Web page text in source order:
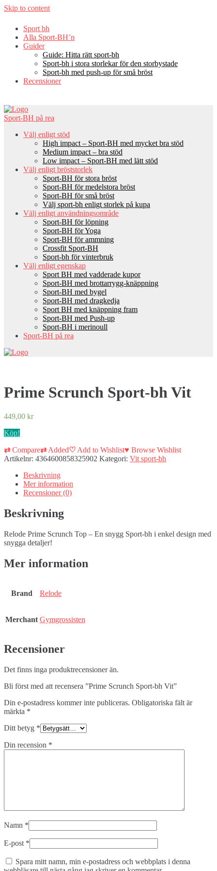
Skip to content
Sport bh
Alla Sport-BH’n
Guider
Guide: Hitta rätt sport-bh
Sport-bh i stora storlekar för den storbystade
Sport-bh med push-up för små bröst
Recensioner
Sport-BH på rea
Välj enligt stöd
High impact – Sport-BH med mycket bra stöd
Medium impact – bra stöd
Low impact – Sport-BH med lätt stöd
Välj enligt bröststorlek
Sport-BH för stora bröst
Sport-BH för medelstora bröst
Sport-BH för små bröst
Välj sport-bh enligt storlek på kupa
Välj enligt användningsområde
Sport-BH för löpning
Sport-BH för Yoga
Sport-BH för ammning
Crossfit Sport-BH
Sport-bh för vinterbruk
Välj enligt egenskap
Sport BH med vadderade kupor
Sport-BH med brottarrygg-knäppning
Sport-BH med bygel
Sport-BH med dragkedja
Sport BH med knäppning fram
Sport-BH med Push-up
Sport-BH i merinoull
Sport-BH på rea
Prime Scrunch Sport-bh Vit
449,00 kr
Köp!
⇄Compare⇄Added♡ Add to Wishlist♥ Browse Wishlist
Artikelnr: 4364600858325902 Kategori: Vit sport-bh
Beskrivning
Mer information
Recensioner (0)
Beskrivning
Relode Prime Scrunch Top – En snygg Sport-bh i enkel design med
snygga detaljer!
Mer information
Brand Relode
Merchant Gymgrossisten
Recensioner
Det finns inga produktrecensioner än.
Bli först med att recensera ”Prime Scrunch Sport-bh Vit”
Din e-postadress kommer inte publiceras. Obligatoriska fält är
märkta *
Ditt betyg *
Din recension *
Namn *
E-post *
Spara mitt namn, min e-postadress och webbplats i denna